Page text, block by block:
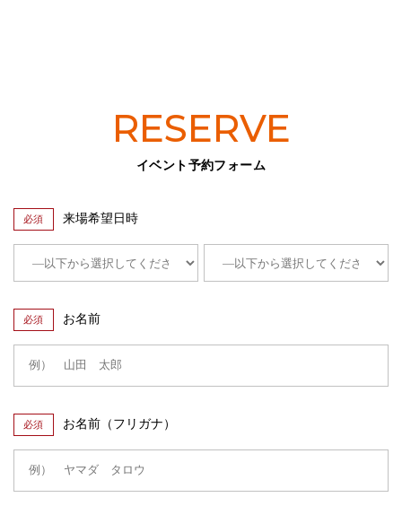
RESERVE
イベント予約フォーム
必須 来場希望日時
必須 お名前
必須 お名前（フリガナ）